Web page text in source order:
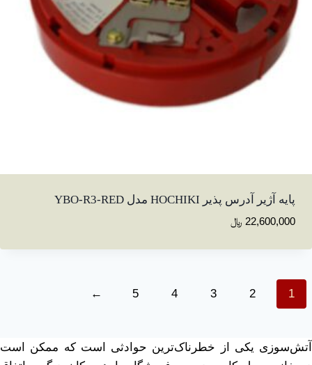
پایه آژیر آدرس پذیر HOCHIKI مدل YBO-R3-RED
22,600,000 ﷼
1
2
3
4
5
←
آتش‌سوزی یکی از خطرناک‌ترین حوادثی است که ممکن است